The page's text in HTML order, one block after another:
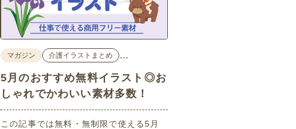
マガジン 介護イラストまとめ …
5月のおすすめ無料イラスト◎お
しゃれでかわいい素材多数！
この記事では無料・無制限で使える5月